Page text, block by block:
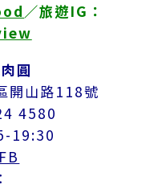
／旅遊IG：
圓
開山路118號
4580
19:30
FB